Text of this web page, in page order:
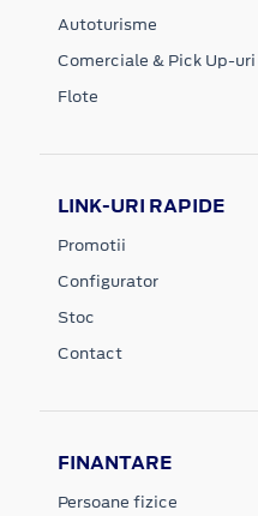
Autoturisme
Comerciale & Pick Up-uri
Flote
LINK-URI RAPIDE
Promotii
Configurator
Stoc
Contact
FINANTARE
Persoane fizice